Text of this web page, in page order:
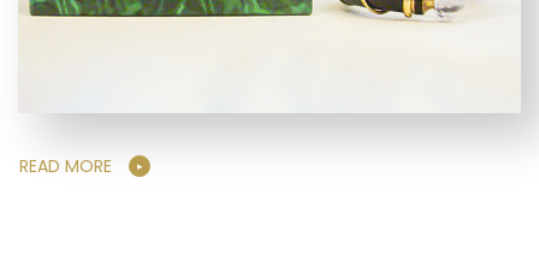
READ MORE